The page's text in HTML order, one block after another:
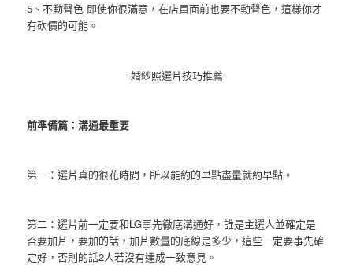
5、不動聲色 即使你很滿意，在店員面前也要不動聲色，這樣你才
有砍價的可能。
婚紗照選片技巧推薦
前準備篇：溝通最重要
第一：選片真的很花時間，所以能約的早點盡量就約早點。
第二：選片前一定要和LG事先徹底溝通好，誰是主選人並確定是
否要加片，要加的話，加片數量的底線是多少，這些一定要事先確
定好，否則的話2人若沒有達成一致意見。